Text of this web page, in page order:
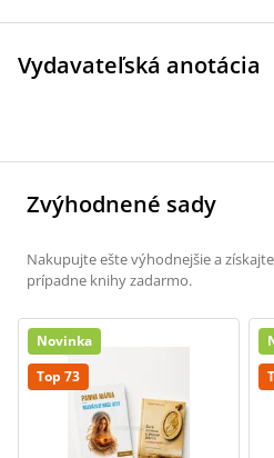
Vydavateľská anotácia
Zvýhodnené sady
Nakupujte ešte výhodnejšie a
prípadne knihy zadarmo.
Novinka
Top 73